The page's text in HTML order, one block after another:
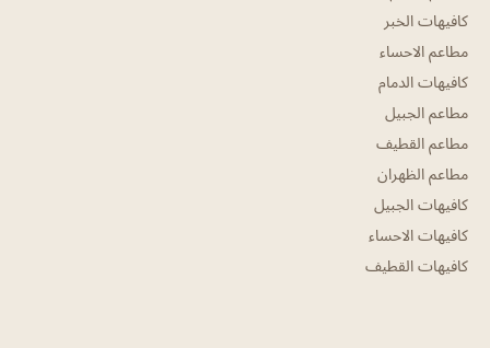
كافيهات الخبر
مطاعم الاحساء
كافيهات الدمام
مطاعم الجبيل
مطاعم القطيف
مطاعم الظهران
كافيهات الجبيل
كافيهات الاحساء
كافيهات القطيف